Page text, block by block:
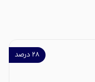
۲۸ درصد